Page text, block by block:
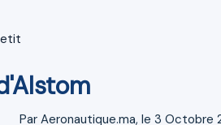
Par Aeronautique.ma, le 3 Octobre